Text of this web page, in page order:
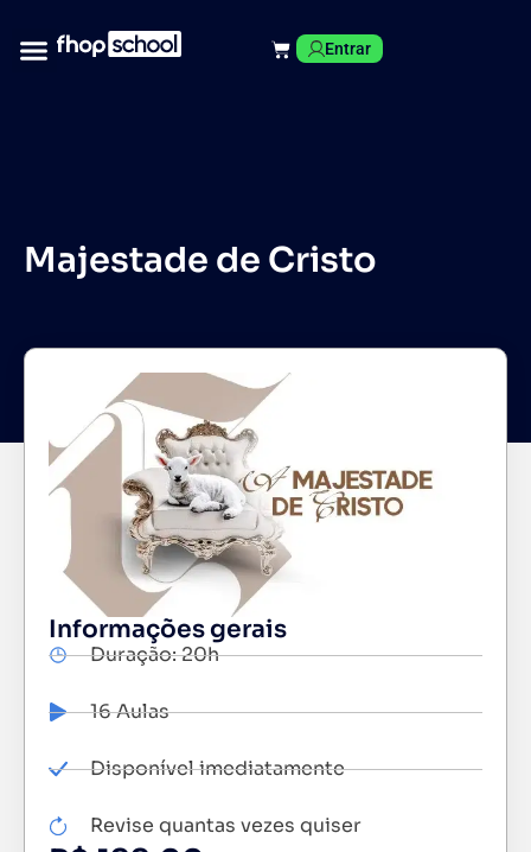
Entrar
Majestade de Cristo
Informações gerais
Duração: 20h
16 Aulas
Disponível imediatamente
Revise quantas vezes quiser